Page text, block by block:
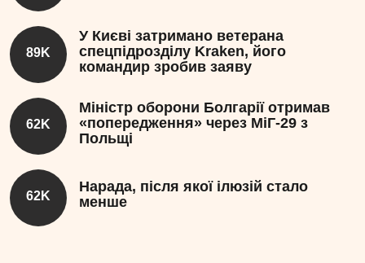
89K
У Києві затримано ветерана
спецпідрозділу Kraken, його
командир зробив заяву
62K
Міністр оборони Болгарії отримав
«попередження» через МіГ-29 з
Польщі
62K
Нарада, після якої ілюзій стало
менше